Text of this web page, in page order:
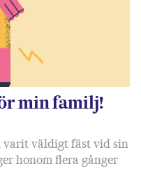
min familj!
varit väldigt fäst vid sin
honom flera gånger